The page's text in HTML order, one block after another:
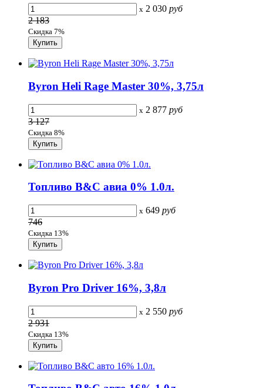
x 2 030 руб
2 183
Скидка 7%
Byron Heli Rage Master 30%, 3,75л
x 2 877 руб
3 127
Скидка 8%
Топливо B&C авиа 0% 1.0л.
x 649 руб
746
Скидка 13%
Byron Pro Driver 16%, 3,8л
x 2 550 руб
2 931
Скидка 13%